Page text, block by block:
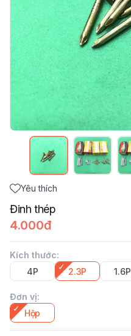
Yêu thích
Đinh thép
4.000đ
Kích thước:
4P
2.3P 1.6P
Đơn vị:
Hộp